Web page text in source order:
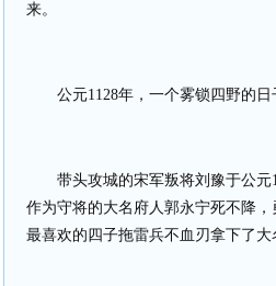
来。
公元1128年，一个雾锁四野的日
带头攻城的宋军叛将刘豫于公元
作为守将的大名府人郭永宁死不降
最喜欢的四子拖雷兵不血刃拿下了大